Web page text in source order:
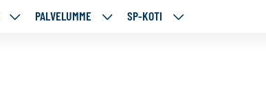
KOHTEEMME
PALVELUMME
PALVELUMME
SP-KOTI
SP-